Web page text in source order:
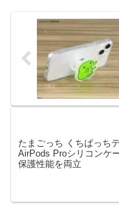
たまごっち くちぱっち
AirPods Proシリコンケ
保護性能を両立